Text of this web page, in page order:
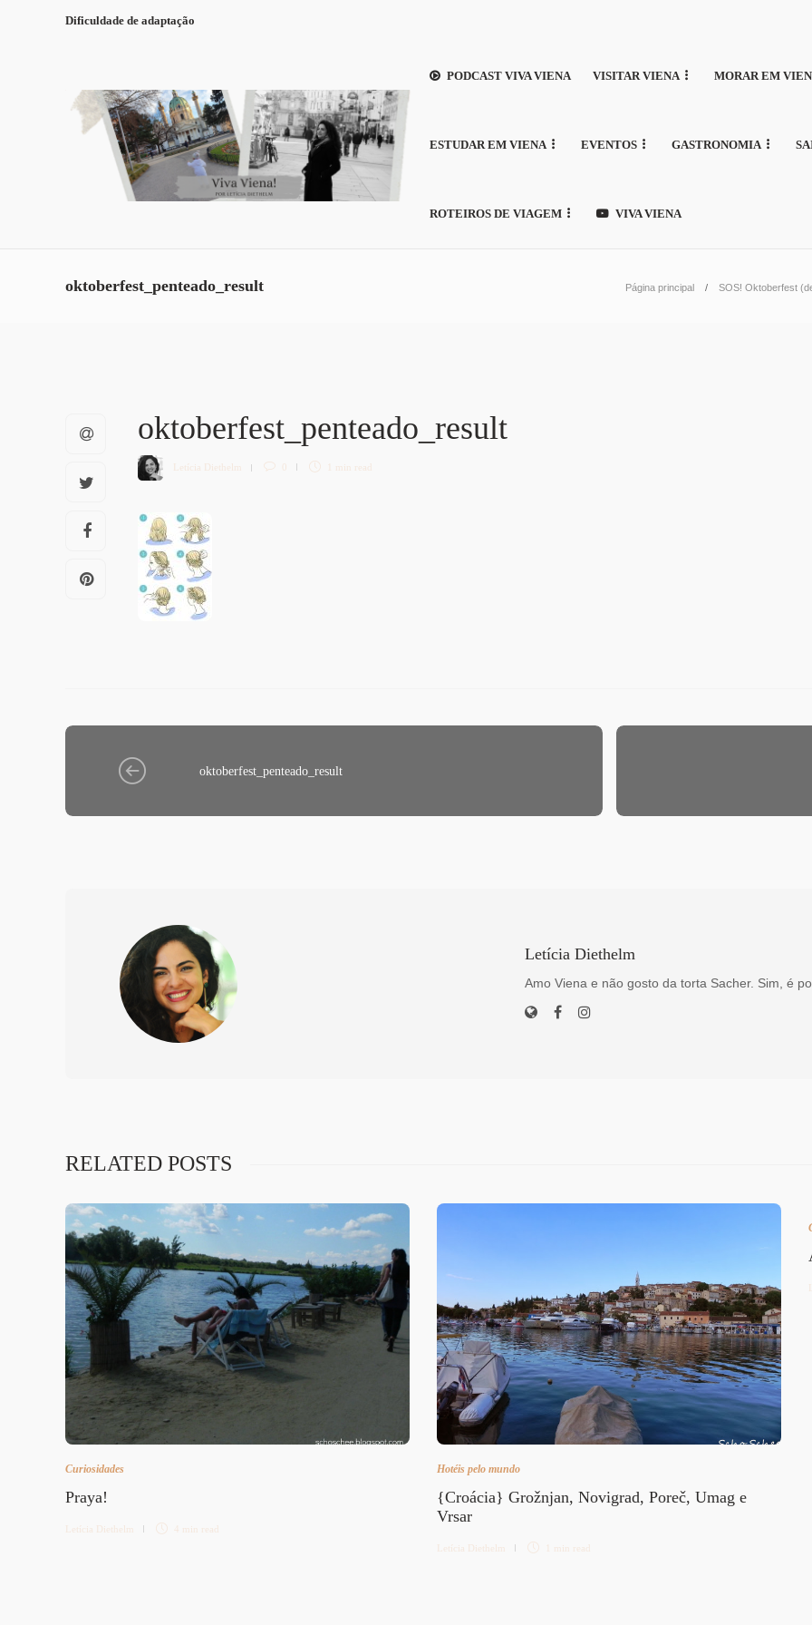
Dificuldade de adaptação
PODCAST VIVA VIENA VISITAR VIENA MORAR EM
ESTUDAR EM VIENA EVENTOS GASTRONOMIA
ROTEIROS DE VIAGEM VIVA VIENA
oktoberfest_penteado_result Página principal SOS! Oktoberfest
oktoberfest_penteado_result
Letícia Diethelm 0 1 min read
oktoberfest_penteado_result
Letícia Diethelm
Amo Viena e não gosto da torta Sacher. Sim, é
RELATED POSTS
Curiosidades
Praya!
Letícia Diethelm 4 min read
Hotéis pelo mundo
{Croácia} Grožnjan, Novigrad, Poreč, Umag e
Vrsar
Letícia Diethelm 1 min read